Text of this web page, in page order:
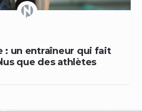
: un entraîneur qui fait
que des athlètes